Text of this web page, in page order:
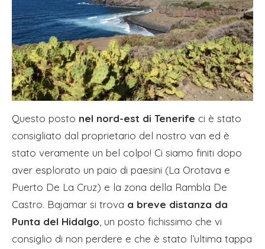
Questo posto nel nord-est di Tenerife ci è stato
consigliato dal proprietario del nostro van ed è
stato veramente un bel colpo! Ci siamo finiti dopo
aver esplorato un paio di paesini (La Orotava e
Puerto De La Cruz) e la zona della Rambla De
Castro. Bajamar si trova a breve distanza da
Punta del Hidalgo , un posto fichissimo che vi
consiglio di non perdere e che è stato l’ultima tappa